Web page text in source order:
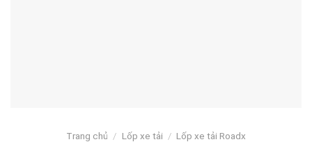
Trang chủ / Lốp xe tải / Lốp xe tải Roadx